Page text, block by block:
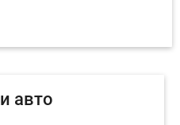
авто